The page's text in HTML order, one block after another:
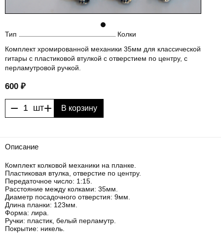
Тип
Колки
Комплект хромированной механики 35мм для классической
гитары с пластиковой втулкой с отверстием по центру, с
перламутровой ручкой.
600 ₽
− шт+ В корзину
Описание
Комплект колковой механики на планке.
Пластиковая втулка, отверстие по центру.
Передаточное число: 1:15.
Расстояние между колками: 35мм.
Диаметр посадочного отверстия: 9мм.
Длина планки: 123мм.
Форма: лира.
Ручки: пластик, белый перламутр.
Покрытие: никель.